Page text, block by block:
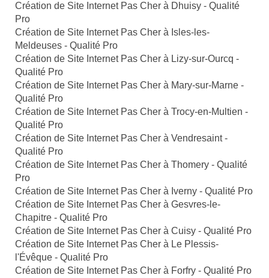
Création de Site Internet Pas Cher à Dhuisy - Qualité
Pro
Création de Site Internet Pas Cher à Isles-les-
Meldeuses - Qualité Pro
Création de Site Internet Pas Cher à Lizy-sur-Ourcq -
Qualité Pro
Création de Site Internet Pas Cher à Mary-sur-Marne -
Qualité Pro
Création de Site Internet Pas Cher à Trocy-en-Multien -
Qualité Pro
Création de Site Internet Pas Cher à Vendresaint -
Qualité Pro
Création de Site Internet Pas Cher à Thomery - Qualité
Pro
Création de Site Internet Pas Cher à Iverny - Qualité Pro
Création de Site Internet Pas Cher à Gesvres-le-
Chapitre - Qualité Pro
Création de Site Internet Pas Cher à Cuisy - Qualité Pro
Création de Site Internet Pas Cher à Le Plessis-
l'Évêque - Qualité Pro
Création de Site Internet Pas Cher à Forfry - Qualité Pro